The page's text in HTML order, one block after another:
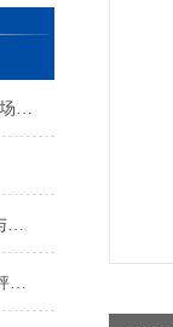
缓冲地磅秤_专为强烈冲击称重场合度身设计
缓冲电子地磅缓冲装置的选择与应用
博湖120T汽车衡（鄯善80吨吊秤）昌吉80吨地磅）伊犁轨道电子秤维修